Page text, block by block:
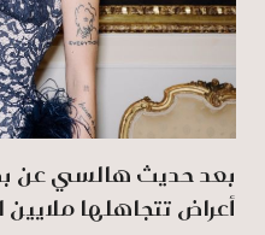
بعد حديث هالسي عن
أعراض تتجاهلها ملايين